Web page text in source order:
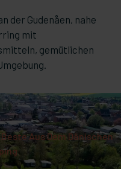
der Gudenåen, nahe
mit
gemütlichen
Aus Dem Dänischen